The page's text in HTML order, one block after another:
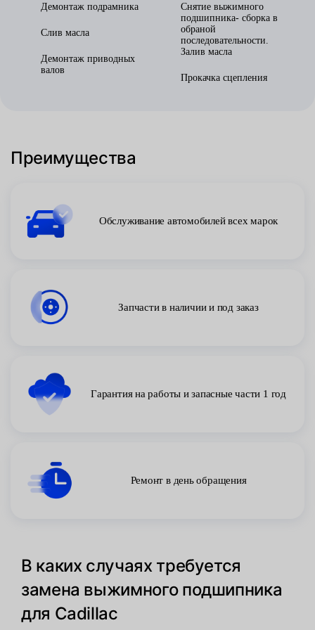
Демонтаж подрамника
Слив масла
Демонтаж приводных
валов
Снятие выжимного
подшипника- сборка в
обраной
последовательности.
Залив масла
Прокачка сцепления
Преимущества
Обслуживание автомобилей всех марок
Запчасти в наличии и под заказ
Гарантия на работы и запасные части 1 год
Ремонт в день обращения
В каких случаях требуется
замена выжимного подшипника
для Cadillac